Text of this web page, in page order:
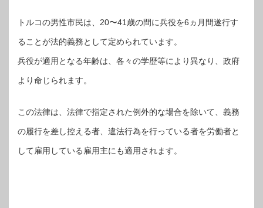
トルコの男性市民は、20〜41歳の間に兵役を6ヵ月間遂行す
ることが法的義務として定められています。
兵役が適用となる年齢は、各々の学歴等により異なり、政府
より命じられます。
この法律は、法律で指定された例外的な場合を除いて、義務
の履行を差し控える者、違法行為を行っている者を労働者と
して雇用している雇用主にも適用されます。